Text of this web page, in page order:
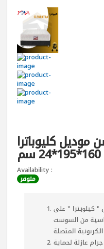
موديل كليوباترا
160*195*24 سم
Availability :
متوفر
كيلوبترا " على
جرام و شاسية من السوست
تحتوى ابضا على فرخ لباد 850 جرام عازلة لحماية